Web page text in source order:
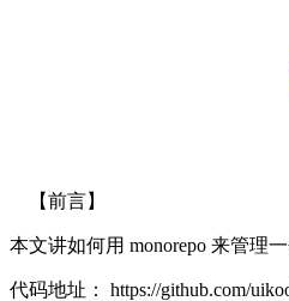
【前言】
本文讲如何用 monorepo 来管理一
代码地址： https://github.com/